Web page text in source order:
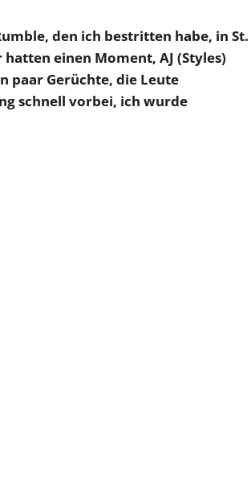
den ich bestritten habe, in St.
einen Moment, AJ (Styles)
paar Gerüchte, die Leute
schnell vorbei, ich wurde